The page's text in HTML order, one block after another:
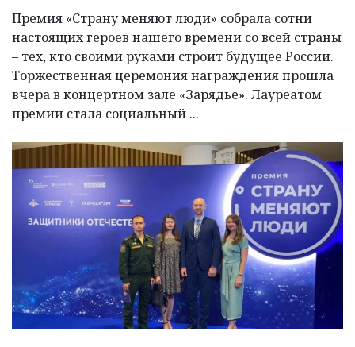
Премия «Страну меняют люди» собрала сотни
настоящих героев нашего времени со всей страны
– тех, кто своими руками строит будущее России.
Торжественная церемония награждения прошла
вчера в концертном зале «Зарядье». Лауреатом
премии стала социальный ...